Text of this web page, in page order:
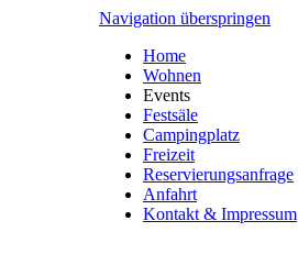
Navigation überspringen
Home
Wohnen
Events
Festsäle
Campingplatz
Freizeit
Reservierungsanfrage
Anfahrt
Kontakt & Impressum